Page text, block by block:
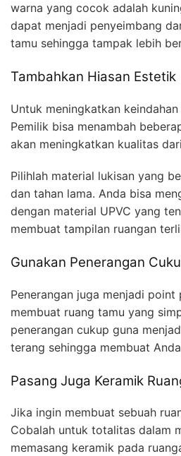
warna yang cocok adalah
dapat menjadi penyeimbang
tamu sehingga tampak lebih
Tambahkan Hiasan Estetik
Untuk meningkatkan keindahan
Pemilik bisa menambah
akan meningkatkan kualitas
Pilihlah material lukisan yang
dan tahan lama. Anda bisa
dengan material UPVC yang
membuat tampilan ruangan
Gunakan Penerangan
Penerangan juga menjadi point
membuat ruang tamu yang
penerangan cukup guna
terang sehingga membuat
Pasang Juga Keramik
Jika ingin membuat sebuah
Cobalah untuk totalitas dalam
memasang keramik pada